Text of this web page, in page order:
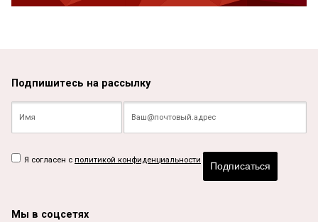
Подпишитесь на рассылку
Я согласен с политикой конфиденциальности
Подписаться
Мы в соцсетях